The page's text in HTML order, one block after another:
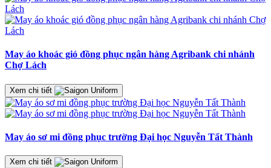
May áo khoác gió đồng phục ngân hàng Agribank chi nhánh
Chợ Lách
Xem chi tiết
May áo sơ mi đồng phục trường Đại học Nguyễn Tất Thành
Xem chi tiết